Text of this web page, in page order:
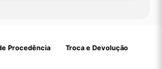
Procedência Troca e Devolução